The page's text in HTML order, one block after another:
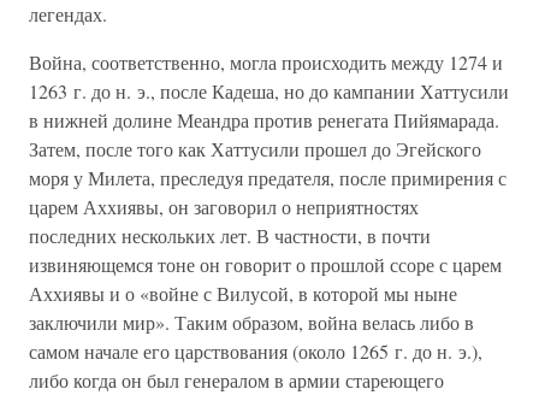
легендах.
Война, соответственно, могла происходить между 1274 и
1263 г. до н. э., после Кадеша, но до кампании Хаттусили
в нижней долине Меандра против ренегата Пийямарада.
Затем, после того как Хаттусили прошел до Эгейского
моря у Милета, преследуя предателя, после примирения с
царем Аххиявы, он заговорил о неприятностях
последних нескольких лет. В частности, в почти
извиняющемся тоне он говорит о прошлой ссоре с царем
Аххиявы и о «войне с Вилусой, в которой мы ныне
заключили мир». Таким образом, война велась либо в
самом начале его царствования (около 1265 г. до н. э.),
либо когда он был генералом в армии стареющего